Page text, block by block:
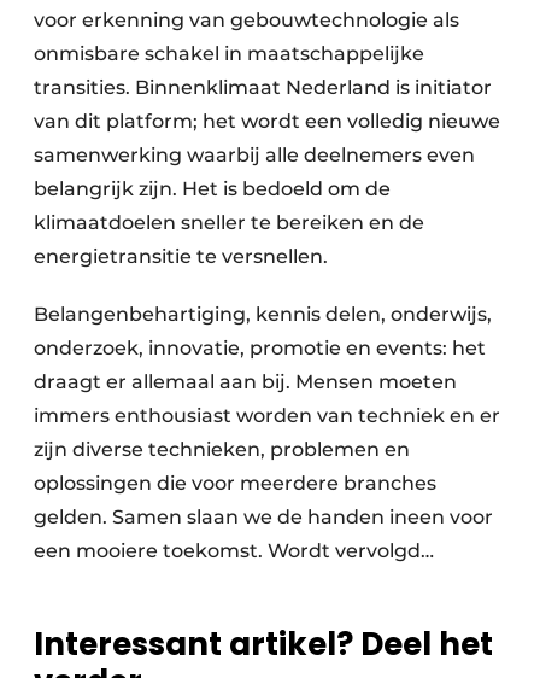
voor erkenning van gebouwtechnologie als
onmisbare schakel in maatschappelijke
transities. Binnenklimaat Nederland is initiator
van dit platform; het wordt een volledig nieuwe
samenwerking waarbij alle deelnemers even
belangrijk zijn. Het is bedoeld om de
klimaatdoelen sneller te bereiken en de
energietransitie te versnellen.
Belangenbehartiging, kennis delen, onderwijs,
onderzoek, innovatie, promotie en events: het
draagt er allemaal aan bij. Mensen moeten
immers enthousiast worden van techniek en er
zijn diverse technieken, problemen en
oplossingen die voor meerdere branches
gelden. Samen slaan we de handen ineen voor
een mooiere toekomst. Wordt vervolgd…
Interessant artikel? Deel het